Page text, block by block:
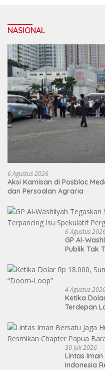
NASIONAL
6 Agustus 2026
Aksi Kamisan di Posbloc
dan Persoalan Agraria
6 Agustus
GP Al-
Publik Tak
4 Agustus
Ketika
Terdepan
30 Juli 2026
Lintas
Indonesia